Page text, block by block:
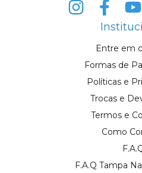
Entre em
Formas de
Políticas e
Trocas e
Termos e
Como
F.A.Q Tampa